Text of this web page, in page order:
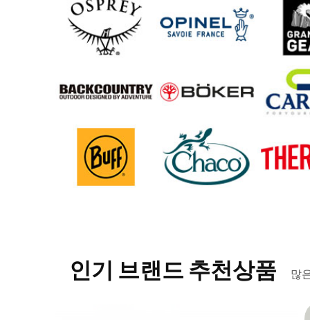
인기 브랜드 추천상품 많